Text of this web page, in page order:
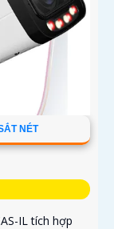
NÉT
IL tích hợp